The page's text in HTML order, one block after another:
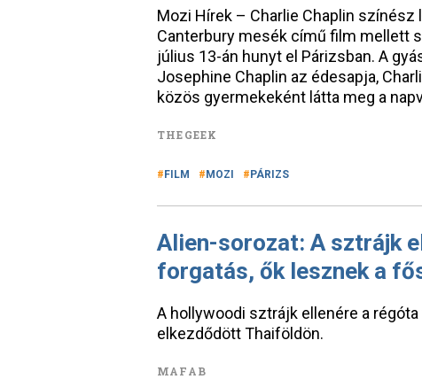
Mozi Hírek – Charlie Chaplin színész
Canterbury mesék című film mellett
július 13-án hunyt el Párizsban. A
Josephine Chaplin az édesapja,
közös gyermekeként látta meg a
THEGEEK
FILM MOZI PÁRIZS
Alien-sorozat: A sztrájk
forgatás, ők lesznek a
A hollywoodi sztrájk ellenére a
elkezdődött Thaiföldön.
MAFAB